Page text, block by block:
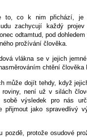
to, co k nim přichází,
zachycují každý
odtamtud, pod
prožívání člověka.
vlákna se v jejich
chtění člověka
může dojít tehdy, když
není už v silách
výsledek pro nás
přijmout jako spravedlivý
pozdě, protože osudové